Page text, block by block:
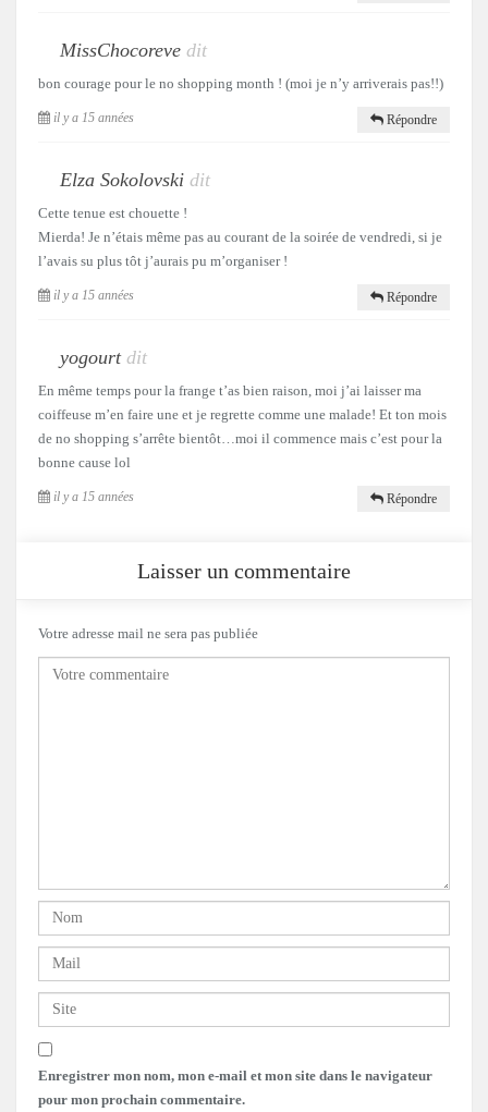
MissChocoreve dit
bon courage pour le no shopping month ! (moi je n’y arriverais pas!!)
il y a 15 années Répondre
Elza Sokolovski dit
Cette tenue est chouette !
Mierda! Je n’étais même pas au courant de la soirée de vendredi, si je
l’avais su plus tôt j’aurais pu m’organiser !
il y a 15 années Répondre
yogourt dit
En même temps pour la frange t’as bien raison, moi j’ai laisser ma
coiffeuse m’en faire une et je regrette comme une malade! Et ton mois
de no shopping s’arrête bientôt…moi il commence mais c’est pour la
bonne cause lol
il y a 15 années Répondre
Laisser un commentaire
Votre adresse mail ne sera pas publiée
Enregistrer mon nom, mon e-mail et mon site dans le navigateur
pour mon prochain commentaire.